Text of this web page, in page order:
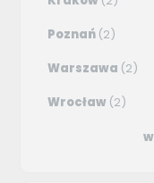
Poznań (2)
Warszawa (2)
Wrocław (2)